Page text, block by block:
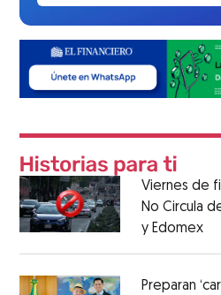
Viernes de
No Circula
y Edomex
Preparan